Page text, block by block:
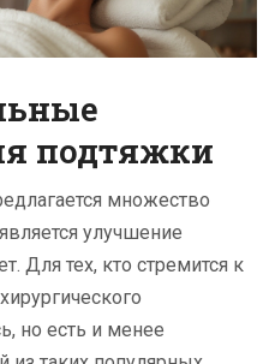
подтяжки
множество
улучшение
Для тех, кто стремится к
но есть и менее